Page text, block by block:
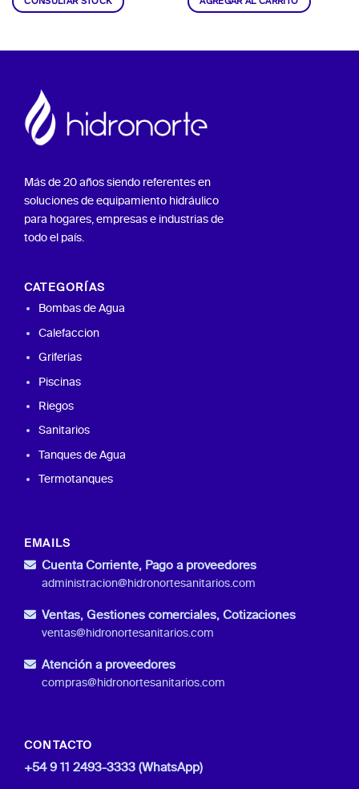
Más de 20 años siendo referentes en
soluciones de equipamiento hidráulico
para hogares, empresas e industrias de
todo el país.
CATEGORÍAS
Bombas de Agua
Calefaccion
Griferias
Piscinas
Riegos
Sanitarios
Tanques de Agua
Termotanques
EMAILS
Cuenta Corriente, Pago a proveedores
administracion@hidronortesanitarios.com
Ventas, Gestiones comerciales, Cotizaciones
ventas@hidronortesanitarios.com
Atención a proveedores
compras@hidronortesanitarios.com
CONTACTO
+54 9 11 2493-3333 (WhatsApp)